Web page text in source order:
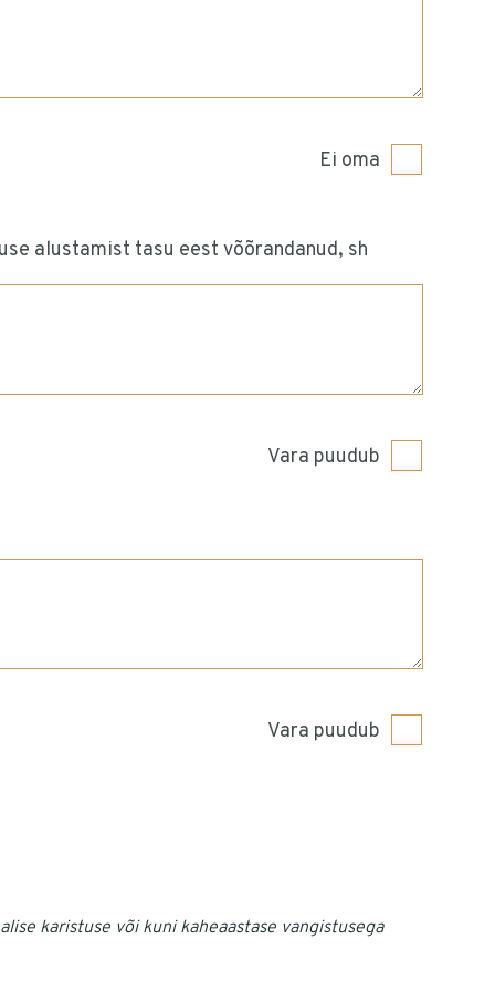
Ei oma
alustamist tasu eest võõrandanud, sh
Vara puudub
Vara puudub
karistuse või kuni kaheaastase vangistusega